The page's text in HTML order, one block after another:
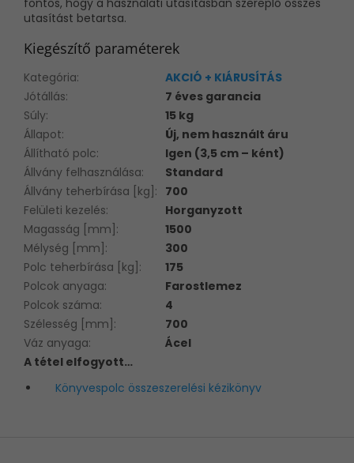
utasítást betartsa.
Kiegészítő paraméterek
Kategória:
AKCIÓ + KIÁRUSÍTÁS
Jótállás:
7 éves garancia
Súly:
15 kg
Állapot:
Új, nem használt áru
Állítható polc:
Igen (3,5 cm – ként)
Állvány felhasználása:
Standard
Állvány teherbírása [kg] : 700
Felületi kezelés:
Horganyzott
Magasság [mm] :
1500
Mélység [mm] :
300
Polc teherbírása [kg] :
175
Polcok anyaga:
Farostlemez
Polcok száma:
4
Szélesség [mm] :
700
Váz anyaga:
Ácel
A tétel elfogyott…
Könyvespolc összeszerelési kézikönyv